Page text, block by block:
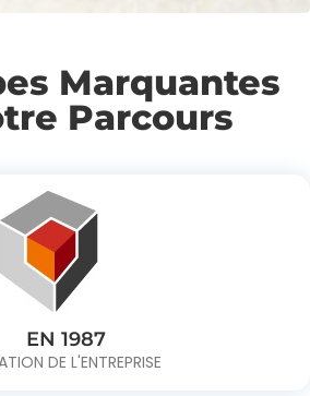
Marquantes
Parcours
EN 1987
DE L'ENTREPRISE